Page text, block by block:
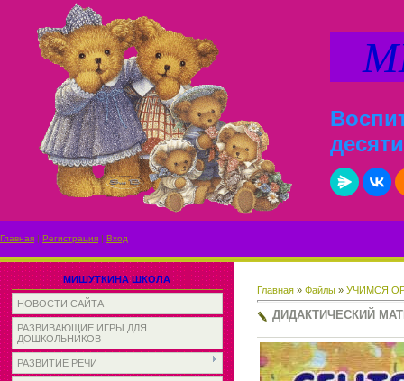
Главная | Регистрация | Вход
МИШУТКИНА ШКОЛА
НОВОСТИ САЙТА
РАЗВИВАЮЩИЕ ИГРЫ ДЛЯ
ДОШКОЛЬНИКОВ
РАЗВИТИЕ РЕЧИ
Главная » Файлы » УЧИМСЯ
ДИДАКТИЧЕСКИЙ